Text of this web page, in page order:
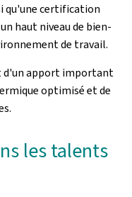
qu'une certification
haut niveau de bien-
de travail.
d'un apport important
optimisé et de
les talents